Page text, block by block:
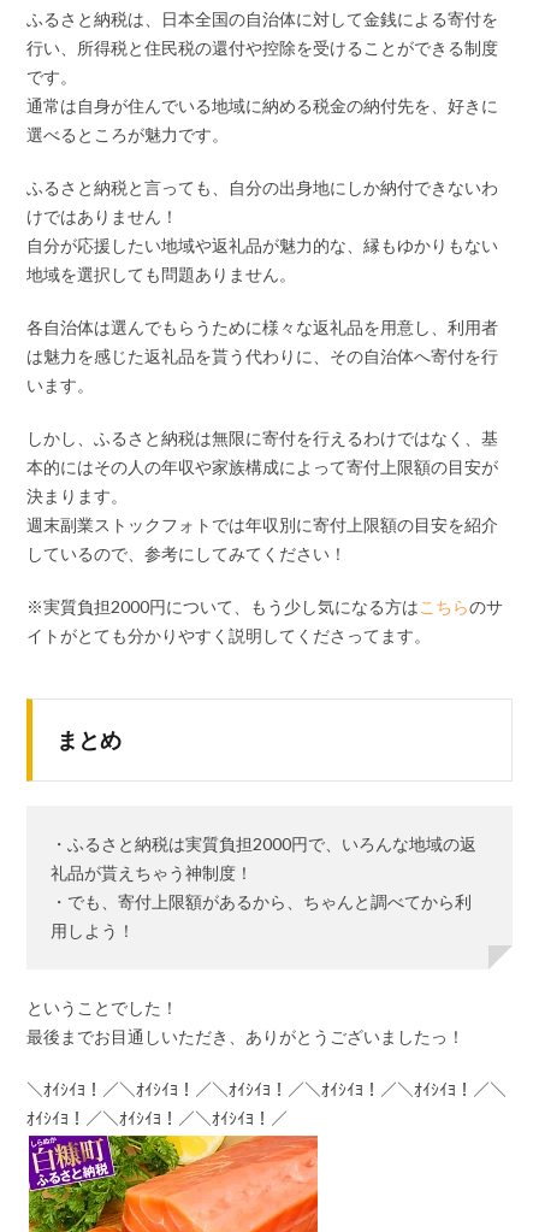
ふるさと納税は、日本全国の自治体に対して金銭による寄付を
行い、所得税と住民税の還付や控除を受けることができる制度
です。
通常は自身が住んでいる地域に納める税金の納付先を、好きに
選べるところが魅力です。
ふるさと納税と言っても、自分の出身地にしか納付できないわ
けではありません！
自分が応援したい地域や返礼品が魅力的な、縁もゆかりもない
地域を選択しても問題ありません。
各自治体は選んでもらうために様々な返礼品を用意し、利用者
は魅力を感じた返礼品を貰う代わりに、その自治体へ寄付を行
います。
しかし、ふるさと納税は無限に寄付を行えるわけではなく、基
本的にはその人の年収や家族構成によって寄付上限額の目安が
決まります。
週末副業ストックフォトでは年収別に寄付上限額の目安を紹介
しているので、参考にしてみてください！
※実質負担2000円について、もう少し気になる方はこちらのサ
イトがとても分かりやすく説明してくださってます。
まとめ
・ふるさと納税は実質負担2000円で、いろんな地域の返
礼品が貰えちゃう神制度！
・でも、寄付上限額があるから、ちゃんと調べてから利
用しよう！
ということでした！
最後までお目通しいただき、ありがとうございましたっ！
＼ｵｲｼｲﾖ！／＼ｵｲｼｲﾖ！／＼ｵｲｼｲﾖ！／＼ｵｲｼｲﾖ！／＼ｵｲｼｲﾖ！／＼
ｵｲｼｲﾖ！／＼ｵｲｼｲﾖ！／＼ｵｲｼｲﾖ！／